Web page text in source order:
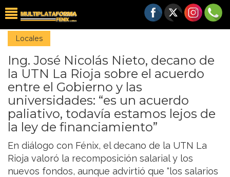
Locales
Ing. José Nicolás Nieto, decano de
la UTN La Rioja sobre el acuerdo
entre el Gobierno y las
universidades: “es un acuerdo
paliativo, todavía estamos lejos de
la ley de financiamiento”
En diálogo con Fénix, el decano de la UTN La
Rioja valoró la recomposición salarial y los
nuevos fondos, aunque advirtió que “los salarios